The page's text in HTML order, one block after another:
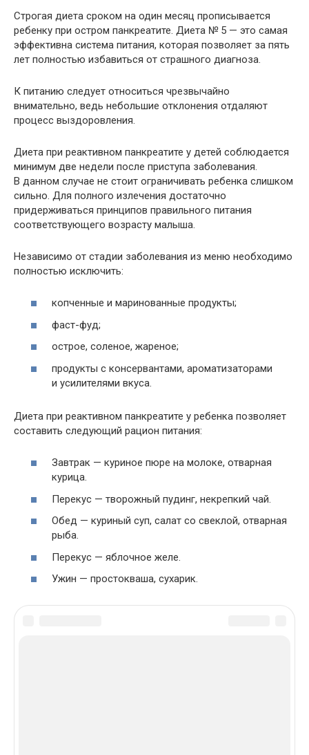
Строгая диета сроком на один месяц прописывается
ребенку при остром панкреатите. Диета № 5 — это самая
эффективна система питания, которая позволяет за пять
лет полностью избавиться от страшного диагноза.
К питанию следует относиться чрезвычайно
внимательно, ведь небольшие отклонения отдаляют
процесс выздоровления.
Диета при реактивном панкреатите у детей соблюдается
минимум две недели после приступа заболевания.
В данном случае не стоит ограничивать ребенка слишком
сильно. Для полного излечения достаточно
придерживаться принципов правильного питания
соответствующего возрасту малыша.
Независимо от стадии заболевания из меню необходимо
полностью исключить:
копченные и маринованные продукты;
фаст-фуд;
острое, соленое, жареное;
продукты с консервантами, ароматизаторами
и усилителями вкуса.
Диета при реактивном панкреатите у ребенка позволяет
составить следующий рацион питания:
Завтрак — куриное пюре на молоке, отварная
курица.
Перекус — творожный пудинг, некрепкий чай.
Обед — куриный суп, салат со свеклой, отварная
рыба.
Перекус — яблочное желе.
Ужин — простокваша, сухарик.